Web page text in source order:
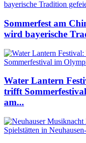
Sommerfest am
wird bayerische
Water Lantern
trifft
am...